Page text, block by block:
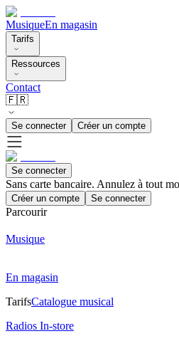
MusiqueEn magasin
Tarifs
Ressources
Contact
🇫🇷
Se connecter Créer un compte
Se connecter
Sans carte bancaire. Annulez à tout
Créer un compte Se connecter
Parcourir
Musique
En magasin
TarifsCatalogue musical
Radios In-store